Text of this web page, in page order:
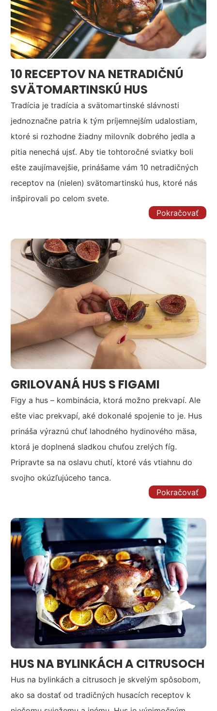
10 RECEPTOV NA NETRADIČNÚ
SVÄTOMARTINSKÚ HUS
Tradícia je tradícia a svätomartinské slávnosti
jednoznačne patria k tým príjemnejším udalostiam,
ktoré si rozhodne žiadny milovník dobrého jedla a
pitia nenechá ujsť. Aby tie tohtoročné sviatky boli
ešte zaujímavejšie, prinášame vám 10 netradičných
receptov na (nielen) svätomartinskú hus, ktoré nás
inšpirovali po celom svete.
Pokračovať
GRILOVANÁ HUS S FIGAMI
Figy a hus – kombinácia, ktorá možno prekvapí. Ale
ešte viac prekvapí, aké dokonalé spojenie to je. Hus
prináša výraznú chuť lahodného hydinového mäsa,
ktorá je doplnená sladkou chuťou zrelých fíg.
Pripravte sa na oslavu chutí, ktoré vás vtiahnu do
svojho okúzľujúceho tanca.
Pokračovať
HUS NA BYLINKÁCH A CITRUSOCH
Hus na bylinkách a citrusoch je skvelým spôsobom,
ako sa dostať od tradičných husacích receptov k